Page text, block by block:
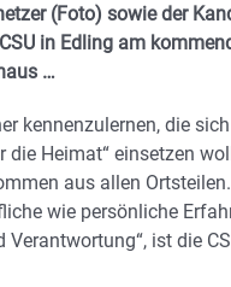
(Foto) sowie der
in Edling am
…
kennenzulernen, die
Heimat“ einsetzen
aus allen
wie persönliche
ist die